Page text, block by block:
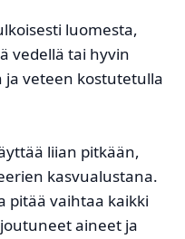
luomesta,
vedellä tai hyvin
veteen kostutetulla
liian pitkään,
kasvualustana.
pitää vaihtaa kaikki
aineet ja